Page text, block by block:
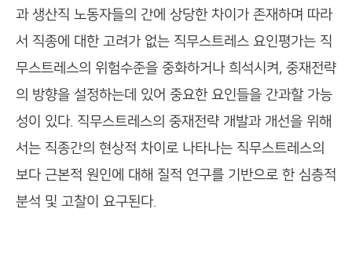
과 생산직 노동자들의 간에 상당한 차이가 존재하며 따라
서 직종에 대한 고려가 없는 직무스트레스 요인평가는 직
무스트레스의 위험수준을 중화하거나 희석시켜, 중재전략
의 방향을 설정하는데 있어 중요한 요인들을 간과할 가능
성이 있다. 직무스트레스의 중재전략 개발과 개선을 위해
서는 직종간의 현상적 차이로 나타나는 직무스트레스의
보다 근본적 원인에 대해 질적 연구를 기반으로 한 심층적
분석 및 고찰이 요구된다.